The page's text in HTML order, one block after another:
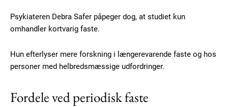
Psykiateren Debra Safer påpeger dog, at studiet kun
omhandler kortvarig faste.
Hun efterlyser mere forskning i længerevarende faste og hos
personer med helbredsmæssige udfordringer.
Fordele ved periodisk faste